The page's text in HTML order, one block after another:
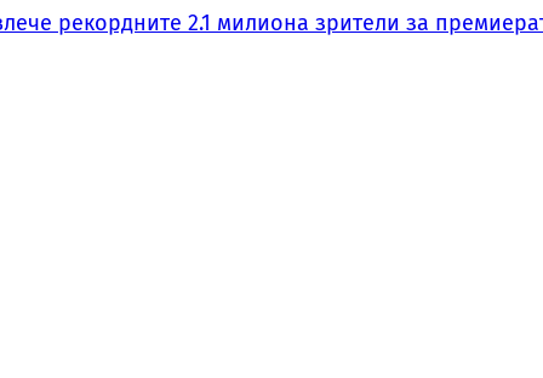
рекордните 2.1 милиона зрители за